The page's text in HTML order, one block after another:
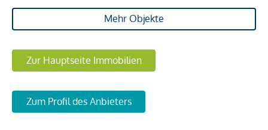
Mehr Objekte
Zur Hauptseite Immobilien
Zum Profil des Anbieters